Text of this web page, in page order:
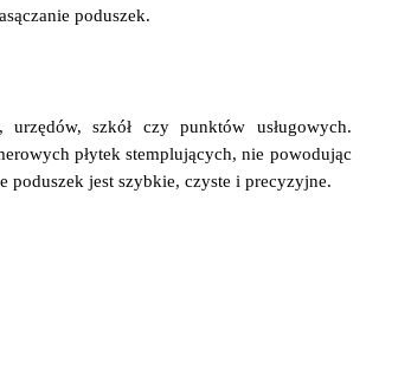
poduszek.
szkół czy punktów usługowych.
płytek stemplujących, nie powodując
jest szybkie, czyste i precyzyjne.